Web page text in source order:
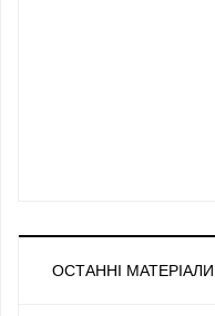
ОСТАННІ МАТЕРІАЛИ